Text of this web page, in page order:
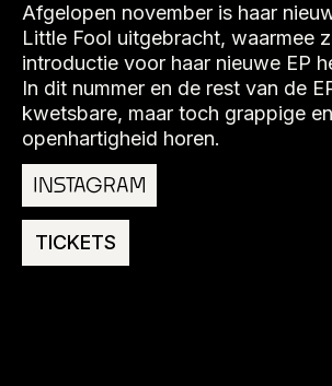
Afgelopen november is haar
Little Fool uitgebracht, waarmee
introductie voor haar nieuwe EP
In dit nummer en de rest van de
kwetsbare, maar toch grappige
openhartigheid horen.
INSTAGRAM
TICKETS